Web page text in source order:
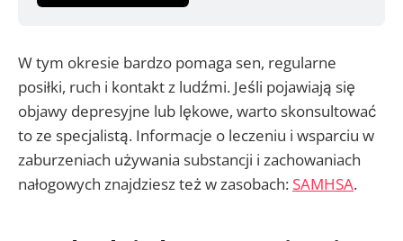
W tym okresie bardzo pomaga sen, regularne
posiłki, ruch i kontakt z ludźmi. Jeśli pojawiają się
objawy depresyjne lub lękowe, warto skonsultować
to ze specjalistą. Informacje o leczeniu i wsparciu w
zaburzeniach używania substancji i zachowaniach
nałogowych znajdziesz też w zasobach: SAMHSA.